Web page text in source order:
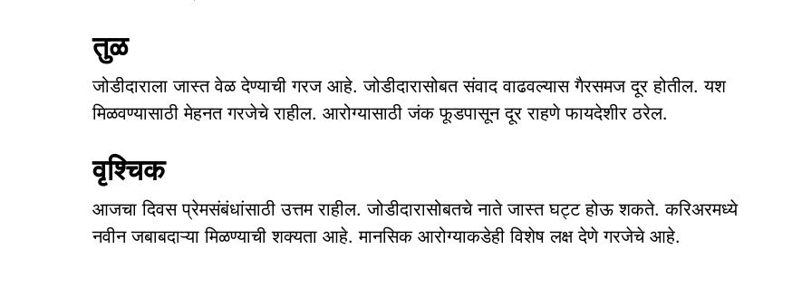
तुळ
जोडीदाराला जास्त वेळ देण्याची गरज आहे. जोडीदारासोबत संवाद वाढवल्यास गैरसमज दूर होतील. यश
मिळवण्यासाठी मेहनत गरजेचे राहील. आरोग्यासाठी जंक फूडपासून दूर राहणे फायदेशीर ठरेल.
वृश्चिक
आजचा दिवस प्रेमसंबंधांसाठी उत्तम राहील. जोडीदारासोबतचे नाते जास्त घट्ट होऊ शकते. करिअरमध्ये
नवीन जबाबदाऱ्या मिळण्याची शक्यता आहे. मानसिक आरोग्याकडेही विशेष लक्ष देणे गरजेचे आहे.